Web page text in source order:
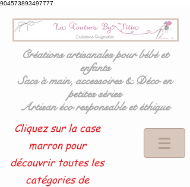
904573893497777
Créations artisanales pour bébé et
enfants
Sacs à main, accessoires & Déco en
petites séries
Artisan éco responsable et éthique
Cliquez sur la case
marron pour
découvrir toutes les
catégories de